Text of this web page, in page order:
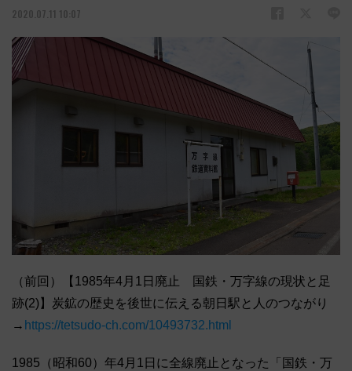
2020.07.11 10:07
（前回）【1985年4月1日廃止 国鉄・万字線の現状と足
跡(2)】炭鉱の歴史を後世に伝える朝日駅と人のつながり
→ https://tetsudo-ch.com/10493732.html
1985（昭和60）年4月1日に全線廃止となった「国鉄・万